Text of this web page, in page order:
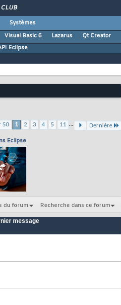
CLUB
Systèmes
Visual Basic 6
Lazarus
Qt Creator
Eclipse
50 1 2 3 4 5 11 ... Dernière
Eclipse
du forum Recherche dans ce forum
message